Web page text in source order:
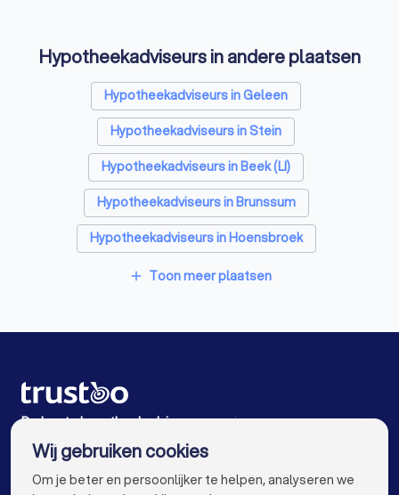
Personal trainers in Sittard
Diëtisten in Sittard
Hypotheekadviseurs in andere plaatsen
Hypotheekadviseurs in Geleen
Hypotheekadviseurs in Stein
Hypotheekadviseurs in Beek (LI)
Hypotheekadviseurs in Brunssum
Hypotheekadviseurs in Hoensbroek
Hypotheekadviseurs in Echt
Hypotheekadviseurs in Valkenburg (LI)
Hypotheekadviseurs in Landgraaf
Hypotheekadviseurs in Amsterdam
Hypotheekadviseurs in Rotterdam
add Toon meer plaatsen
De beste hypotheekadviseurs voor jou
Wij gebruiken cookies
Om je beter en persoonlijker te helpen, analyseren we